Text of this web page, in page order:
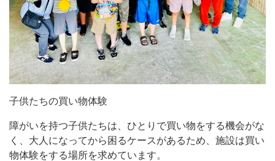
子供たちの買い物体験
障がいを持つ子供たちは、ひとりで買い物をする機会がな
く、大人になってから困るケースがあるため、施設は買い
物体験をする場所を求めています。